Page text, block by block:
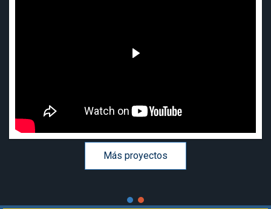
Más proyectos